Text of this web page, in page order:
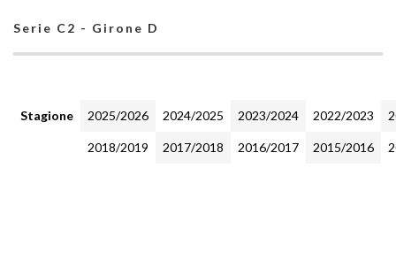
Serie C2 - Girone D
Stagione 2025/2026 2024/2025 2023/2024 2022/2023
2018/2019 2017/2018 2016/2017 2015/2016